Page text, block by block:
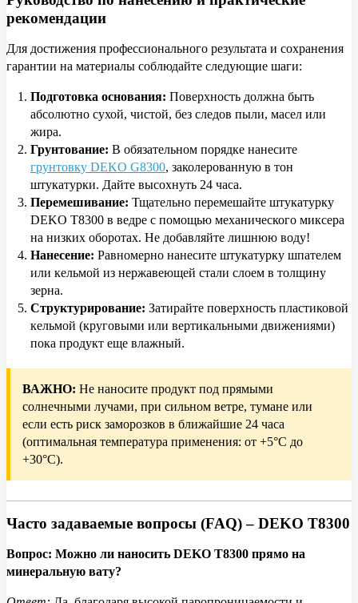
рекомендации
Для достижения профессионального результата и сохранения
гарантии на материалы соблюдайте следующие шаги:
Подготовка основания: Поверхность должна быть
абсолютно сухой, чистой, без следов пыли, масел или
жира.
Грунтование: В обязательном порядке нанесите
грунтовку DEKO G8300, заколерованную в тон
штукатурки. Дайте высохнуть 24 часа.
Перемешивание: Тщательно перемешайте штукатурку
DEKO T8300 в ведре с помощью механического миксера
на низких оборотах. Не добавляйте лишнюю воду!
Нанесение: Равномерно нанесите штукатурку шпателем
или кельмой из нержавеющей стали слоем в толщину
зерна.
Структурирование: Затирайте поверхность пластиковой
кельмой (круговыми или вертикальными движениями)
пока продукт еще влажный.
ВАЖНО: Не наносите продукт под прямыми
солнечными лучами, при сильном ветре, тумане или
если есть риск заморозков в ближайшие 24 часа
(оптимальная температура применения: от +5°C до
+30°C).
Часто задаваемые вопросы (FAQ) – DEKO T8300
Вопрос: Можно ли наносить DEKO T8300 прямо на
минеральную вату?